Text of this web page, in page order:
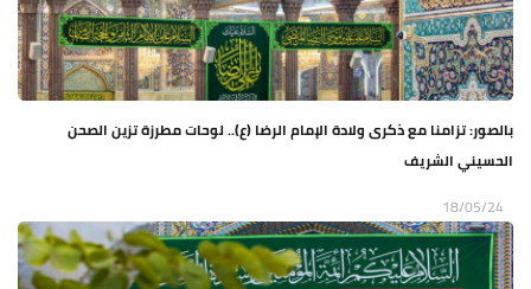
بالصور: تزامنا مع ذكرى ولادة الإمام الرضا (ع).. لوحات مطرزة تزين الصحن
الحسيني الشريف
18/05/24